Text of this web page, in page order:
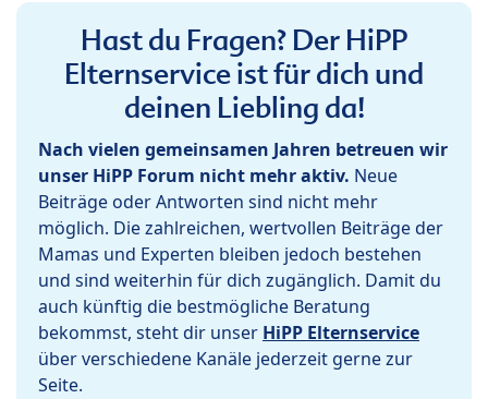
Hast du Fragen? Der HiPP
Elternservice ist für dich und
deinen Liebling da!
Nach vielen gemeinsamen Jahren betreuen wir
unser HiPP Forum nicht mehr aktiv. Neue
Beiträge oder Antworten sind nicht mehr
möglich. Die zahlreichen, wertvollen Beiträge der
Mamas und Experten bleiben jedoch bestehen
und sind weiterhin für dich zugänglich. Damit du
auch künftig die bestmögliche Beratung
bekommst, steht dir unser HiPP Elternservice
über verschiedene Kanäle jederzeit gerne zur
Seite.